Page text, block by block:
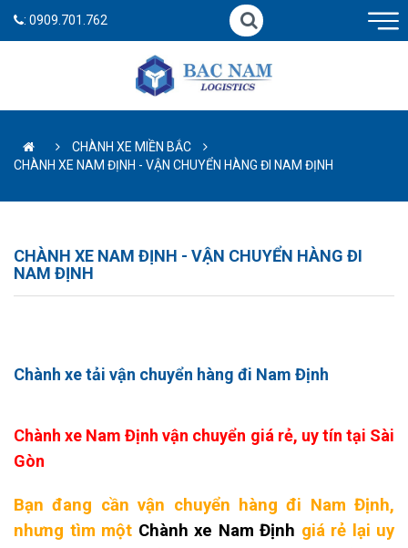
: 0909.701.762
CHÀNH XE MIỀN BẮC
CHÀNH XE NAM ĐỊNH - VẬN CHUYỂN HÀNG ĐI NAM ĐỊNH
CHÀNH XE NAM ĐỊNH - VẬN CHUYỂN HÀNG ĐI
NAM ĐỊNH
Chành xe tải vận chuyển hàng đi Nam Định
Chành xe Nam Định vận chuyển giá rẻ, uy tín tại Sài
Gòn
Bạn đang cần vận chuyển hàng đi Nam Định,
nhưng tìm một Chành xe Nam Định giá rẻ lại uy